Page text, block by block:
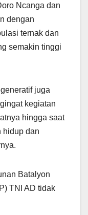
Ncanga dan
dengan
ternak dan
semakin tinggi
juga
kegiatan
hingga saat
hidup dan
Batalyon
TNI AD tidak